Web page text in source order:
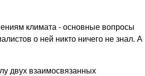
климата - основные вопросы
о ней никто ничего не знал. А
двух взаимосвязанных